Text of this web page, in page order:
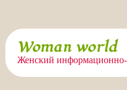
Перейти
содержимому
Woman world
Женский информационно-